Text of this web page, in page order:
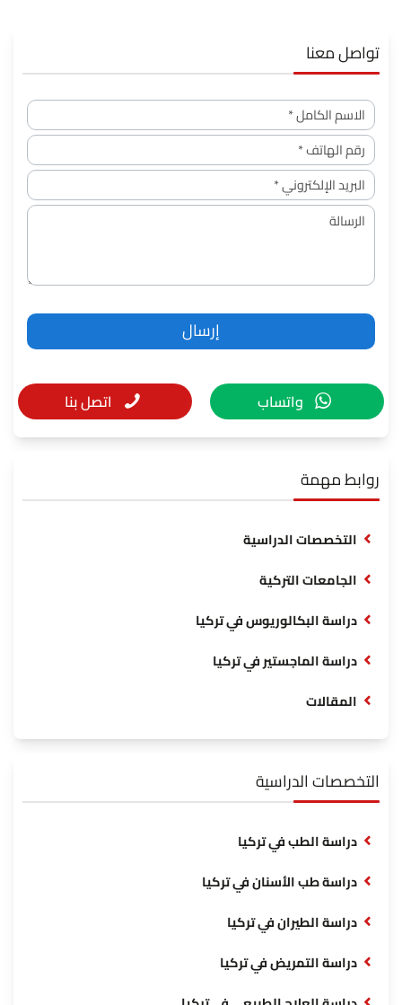
تواصل معنا
واتساب اتصل بنا
روابط مهمة
التخصصات الدراسية
الجامعات التركية
دراسة البكالوريوس في تركيا
دراسة الماجستير في تركيا
المقالات
التخصصات الدراسية
دراسة الطب في تركيا
دراسة طب الأسنان في تركيا
دراسة الطيران في تركيا
دراسة التمريض في تركيا